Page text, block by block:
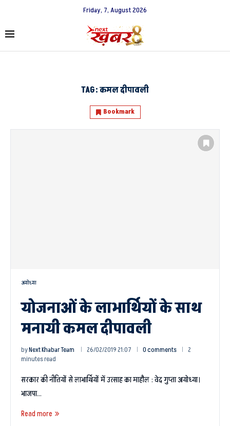
Friday, 7, August 2026
TAG:कमल दीपावली
Bookmark
अयोध्या
योजनाओं के लाभार्थियों के साथ
मनायी कमल दीपावली
byNext Khabar Team 26/02/2019 21:07 0 comments
2
minutes read
सरकार की नीतियों से लाभार्थियों में उत्साह का माहौल : वेद गुप्ता अयोध्या।
भाजपा…
Read more